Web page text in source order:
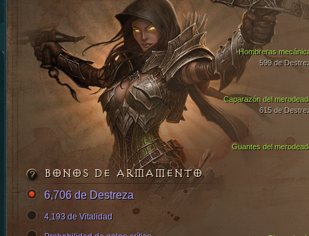
Caparazón del
615 de
Guantes del
Hombreras
599 de
BONOS DE ARMAMENTO
6,706 de Destreza
4,193 de Vitalidad